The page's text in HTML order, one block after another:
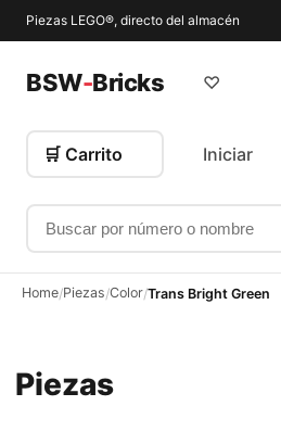
Piezas LEGO®, directo del almacén
BSW-Bricks
Buscar por número o nombre
♡
🛒 Carrito Iniciar
Home/Piezas/Color/Trans Bright Green
Piezas